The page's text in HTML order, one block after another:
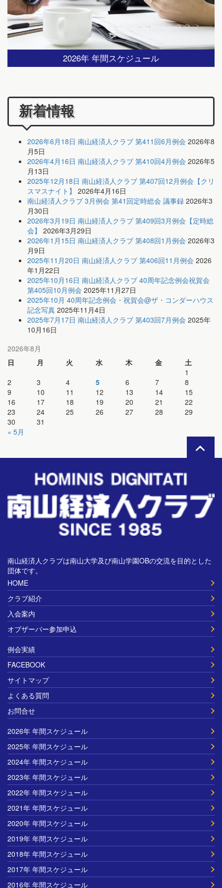
2026年 年間スケジュール
新着情報
2026年6月18日 南山経済人クラブ 第411回6月例会 2026年8
月5日
2026年4月16日 南山経済人クラブ 第410回4月例会 2026年5
月13日
2025年12月18日 南山経済人クラブ 第407回12月例会【クリ
スマスナイト】 2026年4月16日
南山経済人クラブ 3月例会 第41回定時総会 議事録 2026年3
月30日
2026年3月19日 南山経済人クラブ 第409回3月例会【定時総
会】 2026年3月29日
2026年1月15日 南山経済人クラブ 第408回1月例会 2026年3
月9日
2025年11月20日 南山経済人クラブ 第406回11月例会 2026
年1月22日
2025年10月16日 南山経済人クラブ 40周年記念例会祝賀会
第405回10月例会 2025年11月27日
2025年10月 40周年記念例会・祝賀会@ザ・コンダーハウス
記念写真 2025年11月4日
2025年7月17日 南山経済人クラブ 第403回7月例会 2025年
10月16日
2026年8月
日
月 火 水 木 金
土
1
2
3 4 5 6 7
8
9
10 11 12 13 14
15
16
17 18 19 20 21
22
23
24 25 26 27 28
29
30
31
« 5月
南山経済人クラブは南山大学及び南山学園OBの交流を目的とした
団体です。
HOME
クラブ紹介
入会案内
オブザーバー参加申込
例会実績
FACEBOOK
サイトマップ
よくある質問
お問合せ
2026年 年間スケジュール
2025年 年間スケジュール
2024年 年間スケジュール
2023年 年間スケジュール
2022年 年間スケジュール
2021年 年間スケジュール
2020年 年間スケジュール
2019年 年間スケジュール
2018年 年間スケジュール
2017年 年間スケジュール
2016年 年間スケジュール